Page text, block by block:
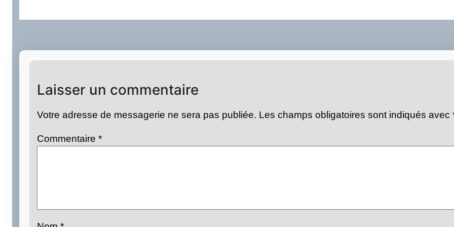
Laisser un commentaire
Votre adresse de messagerie ne sera pas publiée. Les champs obligatoires sont indiqués avec
Commentaire*